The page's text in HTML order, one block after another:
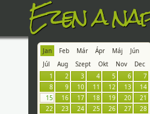
Ezen a
Jan Feb Már Ápr Máj
Jún
Júl
Aug Szept Okt Nov
Dec
1
2 3 4 5 6
7
8
9 10 11 12 13
14
15
16 17 18 19 20
21
22
23 24 25 26 27
28